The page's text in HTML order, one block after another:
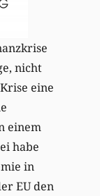
nicht
eine
einem
habe
in
EU den